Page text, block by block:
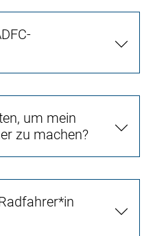
um mein
zu machen?